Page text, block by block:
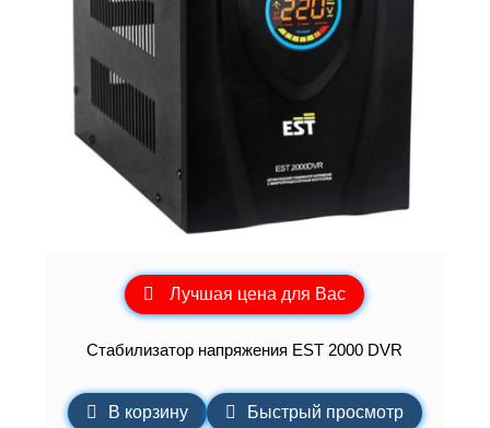
Лучшая цена для Вас
Стабилизатор напряжения EST 2000 DVR
В корзину Быстрый просмотр